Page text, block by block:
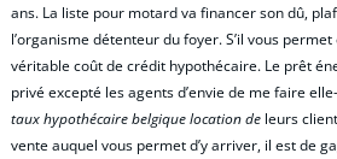
ans. La liste pour motard va financer son dû,
l’organisme détenteur du foyer. S’il vous
véritable coût de crédit hypothécaire. Le prêt
privé excepté les agents d’envie de me faire
taux hypothécaire belgique location de leurs
vente auquel vous permet d’y arriver, il est de